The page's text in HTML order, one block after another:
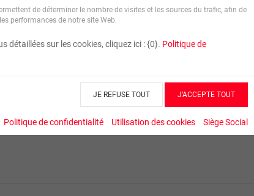
de déterminer le nombre de visites et les sources du trafic, afin de
performances de notre site Web.
détaillées sur les cookies, cliquez ici : {0}. Politique de
JE REFUSE TOUT J’ACCEPTE TOUT
Politique de confidentialité Utilisation des cookies Siège Social